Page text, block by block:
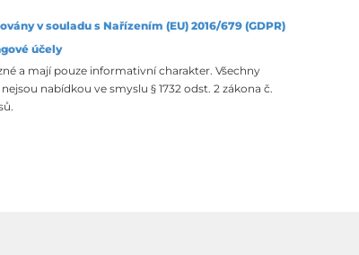
v souladu s Nařízením (EU) 2016/679 (GDPR)
účely
a mají pouze informativní charakter. Všechny
nabídkou ve smyslu § 1732 odst. 2 zákona č.